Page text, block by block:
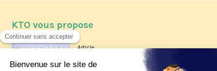
KTO vous propose
Article
Les reportages d'été 2026 de KTO